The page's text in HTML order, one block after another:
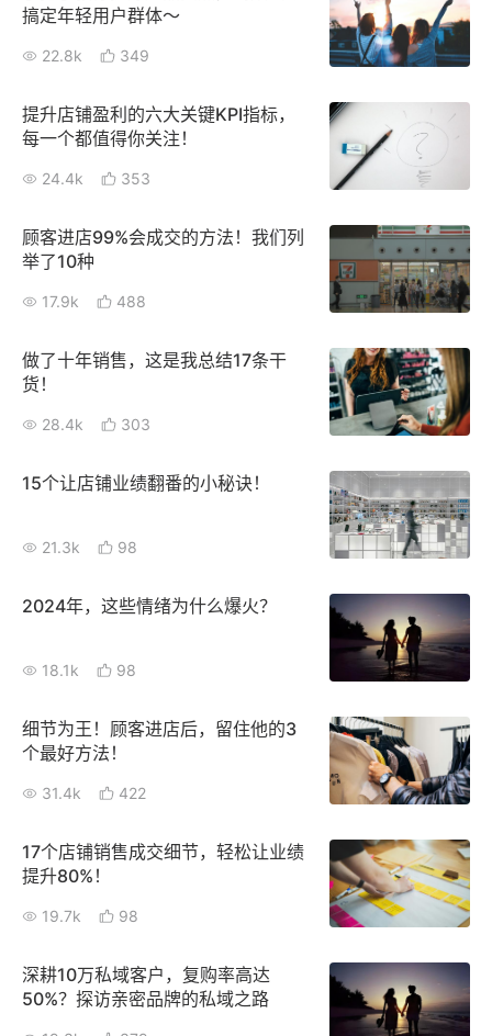
搞定年轻用户群体～
22.8k 349
提升店铺盈利的六大关键KPI指标，
每一个都值得你关注！
24.4k 353
顾客进店99%会成交的方法！我们列
举了10种
17.9k 488
做了十年销售，这是我总结17条干
货！
28.4k 303
15个让店铺业绩翻番的小秘诀！
21.3k 98
2024年，这些情绪为什么爆火？
18.1k 98
细节为王！顾客进店后，留住他的3
个最好方法！
31.4k 422
17个店铺销售成交细节，轻松让业绩
提升80%！
19.7k 98
深耕10万私域客户，复购率高达
50%？探访亲密品牌的私域之路